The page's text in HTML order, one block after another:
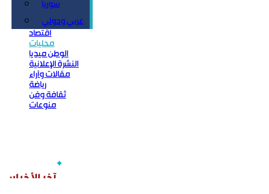
سوريا
عربي ودولي
اقتصاد
محليات
الوطن ميديا
النشرة الإعلانية
مقالات وآراء
رياضة
ثقافة وفن
منوعات